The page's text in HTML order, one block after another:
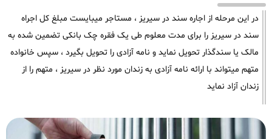
در این مرحله از اجاره سند در سیریز ، مستاجر میبایست مبلغ کل اجراه
سند در سیریز را برای مدت معلوم طی یک فقره چک بانکی تضمین شده به
مالک یا سندگذار تحویل نماید و نامه آزادی را تحویل بگیرد ، سپس خانواده
متهم میتواند با ارائه نامه آزادی به زندان مورد نظر در سیریز ، متهم را از
زندان آزاد نماید